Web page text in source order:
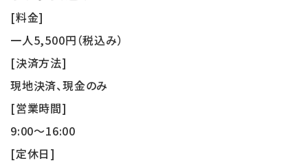
[料金]
一人5,500円（税込み）
[決済方法]
現地決済、現金のみ
[営業時間]
9:00～16:00
[定休日]